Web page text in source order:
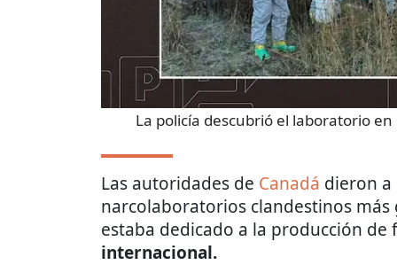
La policía descubrió el laboratorio en
Las autoridades de Canadá dieron a
narcolaboratorios clandestinos
estaba dedicado a la producción
internacional.